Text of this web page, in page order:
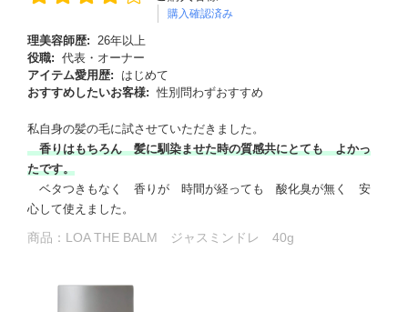
購入確認済み
理美容師歴: 26年以上
役職: 代表・オーナー
アイテム愛用歴:
はじめて
おすすめしたいお客様: 性別問わずおすすめ
私自身の髪の毛に試させていただきました。
香りはもちろん 髪に馴染ませた時の質感共にとても よかっ
たです。
ベタつきもなく 香りが 時間が経っても 酸化臭が無く 安
心して使えました。
商品： LOA THE BALM ジャスミンドレ 40g